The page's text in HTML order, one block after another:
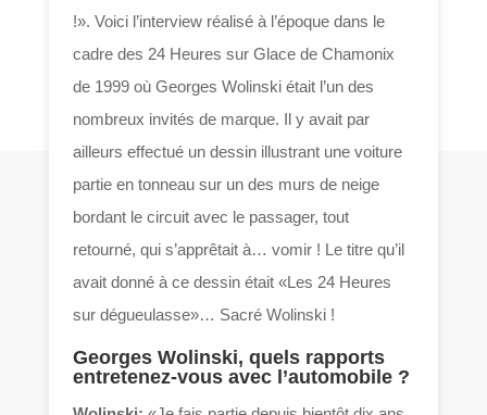
!». Voici l’interview réalisé à l’époque dans le
cadre des 24 Heures sur Glace de Chamonix
de 1999 où Georges Wolinski était l’un des
nombreux invités de marque. Il y avait par
ailleurs effectué un dessin illustrant une voiture
partie en tonneau sur un des murs de neige
bordant le circuit avec le passager, tout
retourné, qui s’apprêtait à… vomir ! Le titre qu’il
avait donné à ce dessin était «Les 24 Heures
sur dégueulasse»… Sacré Wolinski !
Georges Wolinski, quels rapports
entretenez-vous avec l’automobile ?